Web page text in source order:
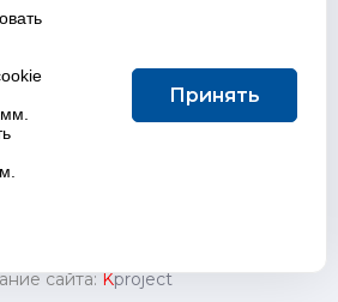
(исполнительно-
городского округа "Город
редактор: Байкова Е.А.
почты Редакции:
+7 (484) 395-85-85
содержит материалы 18+
обработки персональных
сайта:Kproject
Принять